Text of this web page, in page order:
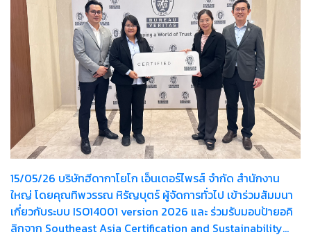
15/05/26 บริษัทฮีดากาโยโก เอ็นเตอร์ไพรส์ จำกัด สำนักงาน
ใหญ่ โดยคุณทิพวรรณ หิรัญบุตร์ ผู้จัดการทั่วไป เข้าร่วมสัมมนา
เกี่ยวกับระบบ ISO14001 version 2026 และ ร่วมรับมอบป้ายอคิ
ลิกจาก Southeast Asia Certification and Sustainability